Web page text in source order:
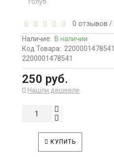
0 отзывов /
Наличие: В наличии
Код Товара: 2200001478541
2200001478541
250 руб.
Нашли дешевле
КУПИТЬ